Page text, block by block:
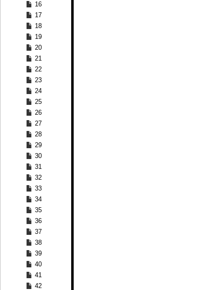
16
17
18
19
20
21
22
23
24
25
26
27
28
29
30
31
32
33
34
35
36
37
38
39
40
41
42